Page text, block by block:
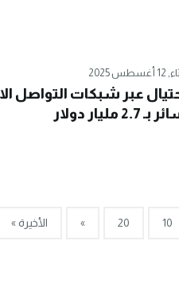
2025
عبر شبكات التواصل
مليار دولار
10
20
» الأخيرة »